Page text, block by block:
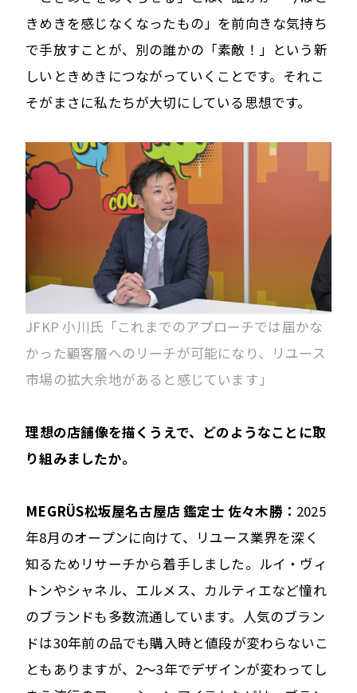
きめきを感じなくなったもの」を前向きな気持ち
で手放すことが、別の誰かの「素敵！」という新
しいときめきにつながっていくことです。それこ
そがまさに私たちが大切にしている思想です。
JFKP 小川氏「これまでのアプローチでは届かな
かった顧客層へのリーチが可能になり、リユース
市場の拡大余地があると感じています」
――理想の店舗像を描くうえで、どのようなことに取
り組みましたか。
MEGRÜS松坂屋名古屋店 鑑定士 佐々木勝： 2025
年8月のオープンに向けて、リユース業界を深く
知るためリサーチから着手しました。ルイ・ヴィ
トンやシャネル、エルメス、カルティエなど憧れ
のブランドも多数流通しています。人気のブラン
ドは30年前の品でも購入時と値段が変わらないこ
ともありますが、2〜3年でデザインが変わってし